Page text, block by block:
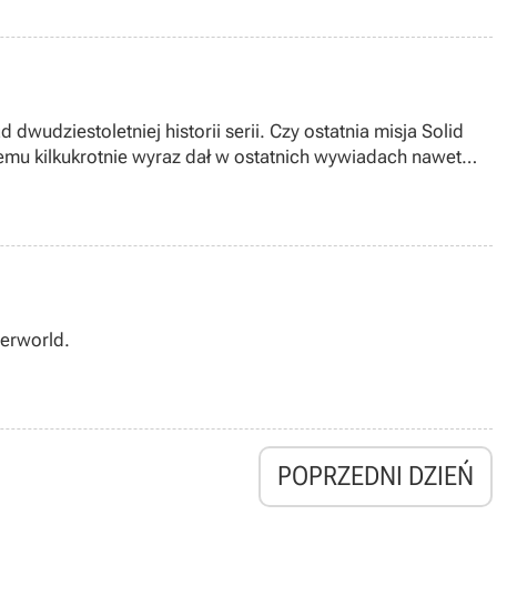
dwudziestoletniej historii serii. Czy ostatnia misja Solid
kilkukrotnie wyraz dał w ostatnich wywiadach nawet
POPRZEDNI DZIEŃ